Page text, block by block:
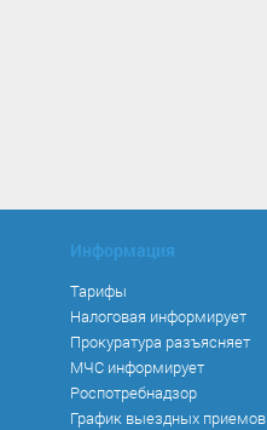
Информация
Тарифы
Налоговая информирует
Прокуратура разъясняет
МЧС информирует
Роспотребнадзор
График выездных приемов